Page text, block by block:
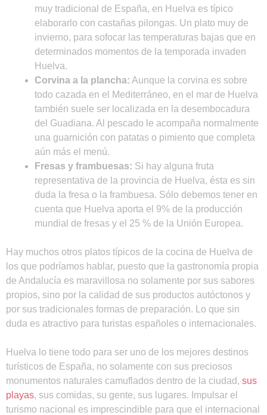
muy tradicional de España, en Huelva es típico
elaborarlo con castañas pilongas. Un plato muy de
invierno, para sofocar las temperaturas bajas que en
determinados momentos de la temporada invaden
Huelva.
Corvina a la plancha: Aunque la corvina es sobre
todo cazada en el Mediterráneo, en el mar de Huelva
también suele ser localizada en la desembocadura
del Guadiana. Al pescado le acompaña normalmente
una guarnición con patatas o pimiento que completa
aún más el menú.
Fresas y frambuesas: Si hay alguna fruta
representativa de la provincia de Huelva, ésta es sin
duda la fresa o la frambuesa. Sólo debemos tener en
cuenta que Huelva aporta el 9% de la producción
mundial de fresas y el 25 % de la Unión Europea.
Hay muchos otros platos típicos de la cocina de Huelva de
los que podríamos hablar, puesto que la gastronomía propia
de Andalucía es maravillosa no solamente por sus sabores
propios, sino por la calidad de sus productos autóctonos y
por sus tradicionales formas de preparación. Lo que sin
duda es atractivo para turistas españoles o internacionales.
Huelva lo tiene todo para ser uno de los mejores destinos
turísticos de España, no solamente con sus preciosos
monumentos naturales camuflados dentro de la ciudad, sus
playas, sus comidas, su gente, sus lugares. Impulsar el
turismo nacional es imprescindible para que el internacional